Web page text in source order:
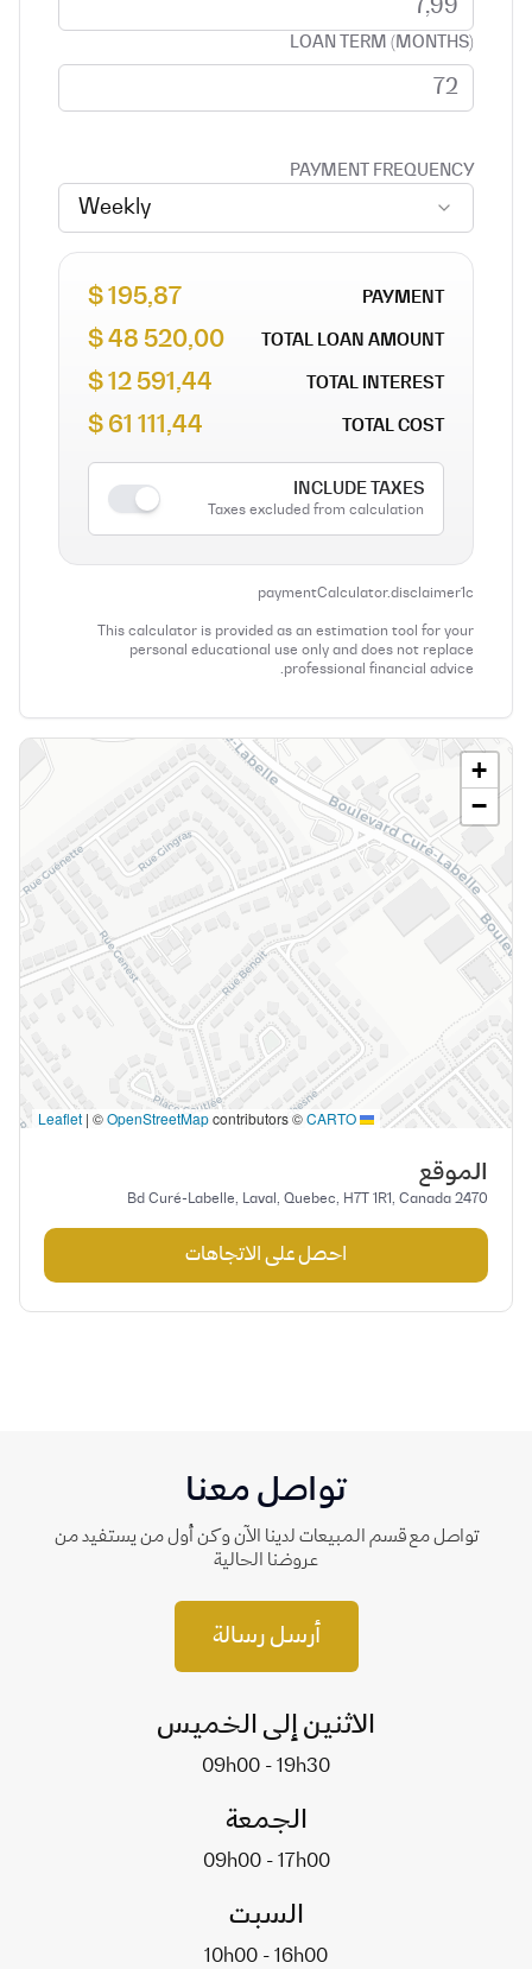
LOAN TERM (MONTHS)
PAYMENT FREQUENCY
Weekly
PAYMENT
195,87 $
TOTAL LOAN AMOUNT
48 520,00 $
TOTAL INTEREST
12 591,44 $
TOTAL COST
61 111,44 $
INCLUDE TAXES
Taxes excluded from calculation
paymentCalculator.disclaimer1c
This calculator is provided as an estimation tool for your
personal educational use only and does not replace
professional financial advice.
+
−
| ©OpenStreetMapcontributors ©CARTO
الموقع
2470 Bd Curé-Labelle, Laval, Quebec, H7T 1R1, Canada
احصل على الاتجاهات
تواصل معنا
تواصل مع قسم المبيعات لدينا الآن وكن أول من يستفيد من
عروضنا الحالية
أرسل رسالة
الاثنين إلى الخميس
09h00 - 19h30
الجمعة
09h00 - 17h00
السبت
10h00 - 16h00